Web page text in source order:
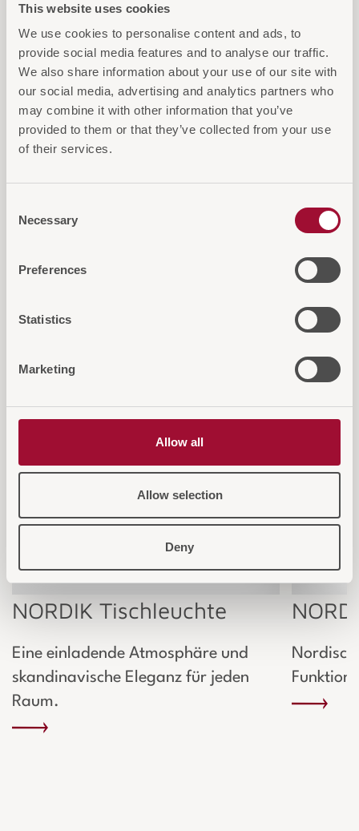
This website uses cookies
We use cookies to personalise content and ads, to
provide social media features and to analyse our traffic.
We also share information about your use of our site with
our social media, advertising and analytics partners who
may combine it with other information that you’ve
provided to them or that they’ve collected from your use
of their services.
Selection
Necessary
Preferences
Statistics
Marketing
Allow all
Allow selection
Deny
Beleuchtungslösung für moderne Räume.
Login für Preise und Warenkorb
IN DEN WARENKORB
interessieren...
NORDIK Tischleuchte
Eine einladende Atmosphäre und
skandinavische Eleganz für jeden
Raum.